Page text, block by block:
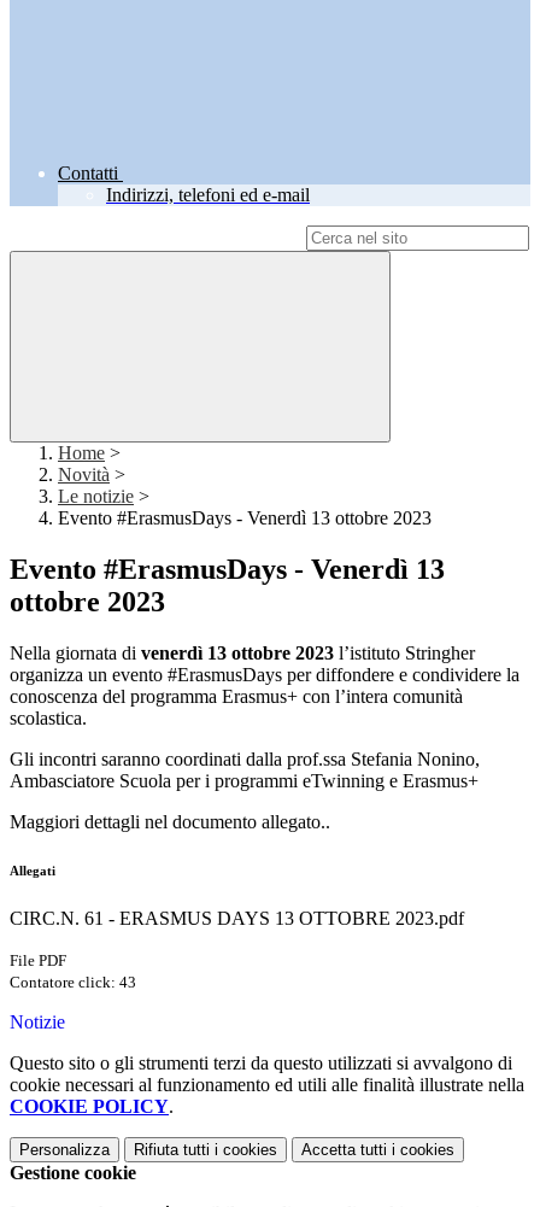
Contatti
Indirizzi, telefoni ed e-mail
Home >
Novità >
Le notizie >
Evento #ErasmusDays - Venerdì 13 ottobre 2023
Evento #ErasmusDays - Venerdì 13
ottobre 2023
Nella giornata di venerdì 13 ottobre 2023 l’istituto Stringher
organizza un evento #ErasmusDays per diffondere e condividere la
conoscenza del programma Erasmus+ con l’intera comunità
scolastica.
Gli incontri saranno coordinati dalla prof.ssa Stefania Nonino,
Ambasciatore Scuola per i programmi eTwinning e Erasmus+
Maggiori dettagli nel documento allegato..
Allegati
CIRC.N. 61 - ERASMUS DAYS 13 OTTOBRE 2023.pdf
File PDF
Contatore click: 43
Notizie
Questo sito o gli strumenti terzi da questo utilizzati si avvalgono di
cookie necessari al funzionamento ed utili alle finalità illustrate nella
COOKIE POLICY.
Personalizza Rifiuta tutti i cookies Accetta tutti i cookies
Gestione cookie